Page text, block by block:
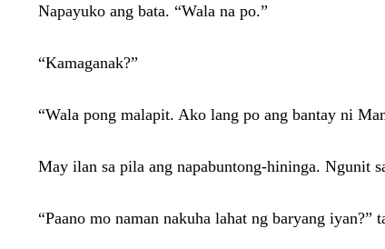
Napayuko ang bata. “Wala na po.”
“Kamaganak?”
“Wala pong malapit. Ako lang po ang bantay ni
May ilan sa pila ang napabuntong-hininga. Ngunit
“Paano mo naman nakuha lahat ng baryang iyan?”